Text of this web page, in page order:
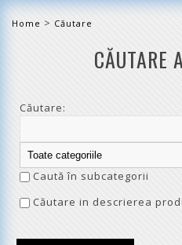
Home > Căutare
CĂUTARE
Căutare:
Caută în subcategorii
Căutare in descrierea